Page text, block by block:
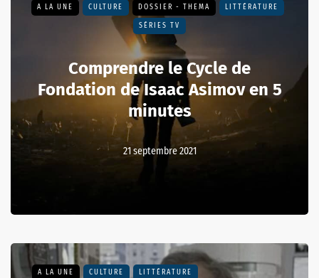
A LA UNE CULTURE DOSSIER - THEMA LITTÉRATURE
SÉRIES TV
Comprendre le Cycle de
Fondation de Isaac Asimov en 5
minutes
21 septembre 2021
A LA UNE CULTURE LITTÉRATURE